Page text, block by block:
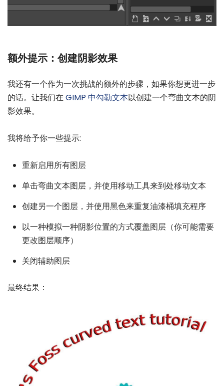
额外提示：创建阴影效果
我还有一个作为一次挑战的额外的步骤，如果你想更进一步
的话。让我们在GIMP 中勾勒文本以创建一个弯曲文本的阴
影效果。
我将给予你一些提示:
重新启用所有图层
单击弯曲文本图层，并使用移动工具来到处移动文本
创建另一个图层，并使用黑色来重复油漆桶填充程序
以一种模拟一种阴影位置的方式覆盖图层（你可能需要
更改图层顺序）
关闭辅助图层
最终结果：